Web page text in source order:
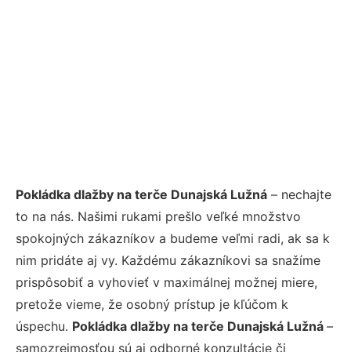
Pokládka dlažby na terče Dunajská Lužná – nechajte
to na nás. Našimi rukami prešlo veľké množstvo
spokojných zákazníkov a budeme veľmi radi, ak sa k
nim pridáte aj vy. Každému zákazníkovi sa snažíme
prispôsobiť a vyhovieť v maximálnej možnej miere,
pretože vieme, že osobný prístup je kľúčom k
úspechu. Pokládka dlažby na terče Dunajská Lužná –
samozrejmosťou sú aj odborné konzultácie či